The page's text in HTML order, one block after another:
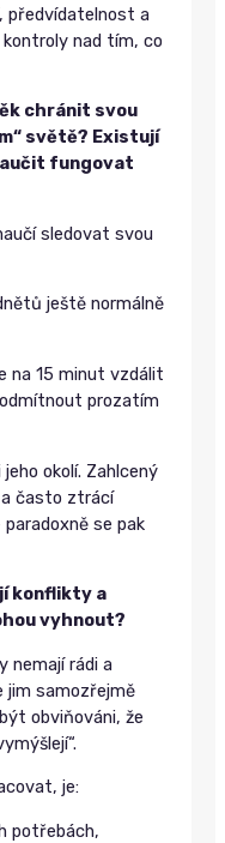
předvídatelnost a
nad tím, co
chránit svou
světě? Existují
fungovat
sledovat svou
ještě normálně
na 15 minut vzdálit
prozatím
okolí. Zahlcený
často ztrácí
se pak
konflikty a
vyhnout?
nemají rádi a
jim samozřejmě
obviňováni, že
je:
potřebách,